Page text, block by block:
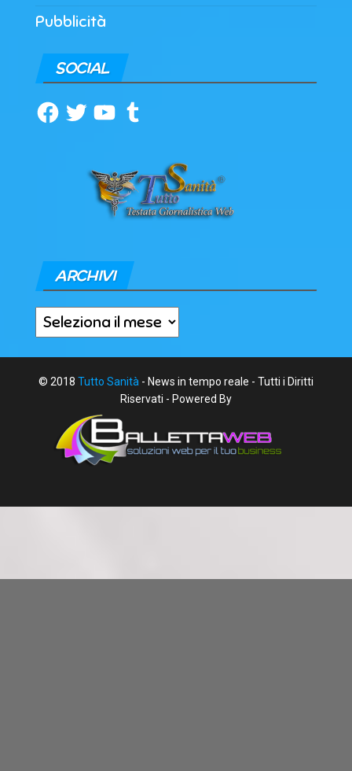
Pubblicità
SOCIAL
Facebook
TwitterYouTubeTumblr
ARCHIVI
Archivi
© 2018 Tutto Sanità - News in tempo reale - Tutti i Diritti
Riservati - Powered By